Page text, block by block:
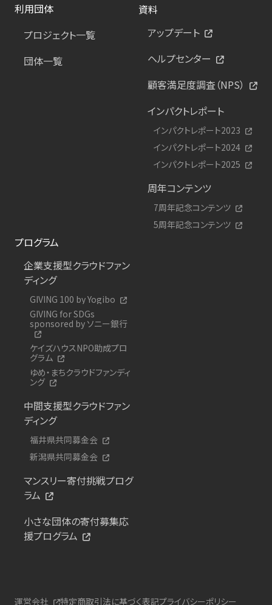
利用団体
プロジェクト一覧
団体一覧
資料
アップデート
ヘルプセンター
顧客満足度調査（NPS）
インパクトレポート
インパクトレポート2023
インパクトレポート2024
インパクトレポート2025
周年コンテンツ
7周年記念コンテンツ
5周年記念コンテンツ
プログラム
企業支援型クラウドファン
ディング
GIVING 100 by Yogibo
GIVING for SDGs
sponsored by ソニー銀行
ケイズハウスNPO助成プロ
グラム
ゆめ・まちクラウドファンディ
ング
中間支援型クラウドファン
ディング
福井県共同募金会
新潟県共同募金会
マンスリー寄付挑戦プログ
ラム
小さな団体の寄付募集応
援プログラム
運営会社 特定商取引法に基づく表記プライバシーポリシー